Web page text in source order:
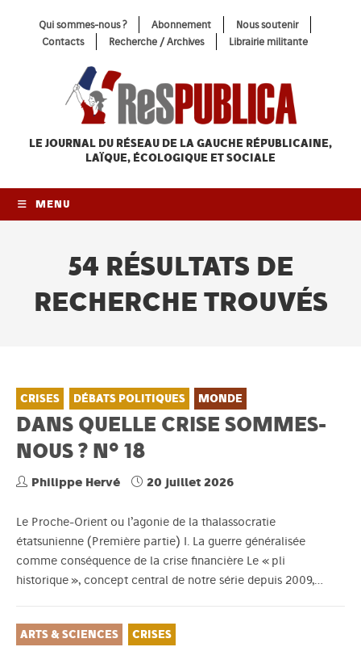
Qui sommes-nous ? Abonnement
Nous soutenir
Contacts
Recherche / Archives Librairie militante
LE JOURNAL DU RÉSEAU DE LA GAUCHE RÉPUBLICAINE,
LAÏQUE, ÉCOLOGIQUE ET SOCIALE
MENU
54 RÉSULTATS DE
RECHERCHE TROUVÉS
CRISES DÉBATS POLITIQUES MONDE
DANS QUELLE CRISE SOMMES-
NOUS ? N° 18
Philippe Hervé 20 juillet 2026
Le Proche-Orient ou l’agonie de la thalassocratie
étatsunienne (Première partie) I. La guerre généralisée
comme conséquence de la crise financière Le « pli
historique », concept central de notre série depuis 2009,…
ARTS & SCIENCES CRISES